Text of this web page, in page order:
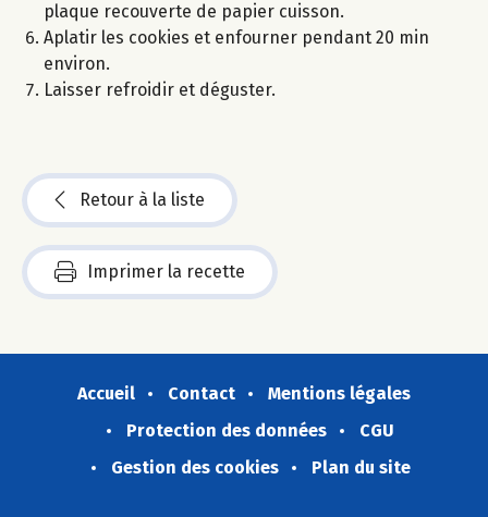
plaque recouverte de papier cuisson.
Aplatir les cookies et enfourner pendant 20 min
environ.
Laisser refroidir et déguster.
Retour à la liste
Imprimer la recette
Accueil Contact
Mentions légales
Protection des données
CGU
Gestion des cookies
Plan du site